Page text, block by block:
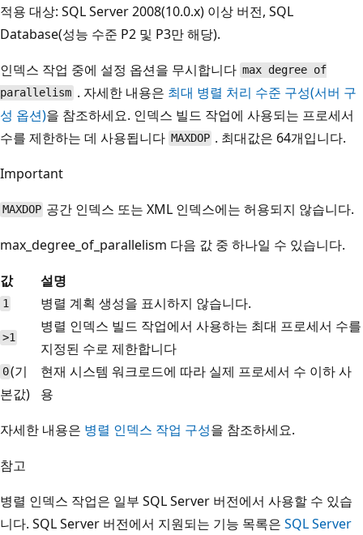
적용 대상: SQL Server 2008(10.0.x) 이상 버전, SQL
Database(성능 수준 P2 및 P3만 해당).
인덱스 작업 중에 설정 옵션을 무시합니다 max degree of
parallelism . 자세한 내용은 최대 병렬 처리 수준 구성(서버 구
성 옵션)을 참조하세요. 인덱스 빌드 작업에 사용되는 프로세서
수를 제한하는 데 사용됩니다 MAXDOP . 최대값은 64개입니다.
Important
MAXDOP 공간 인덱스 또는 XML 인덱스에는 허용되지 않습니다.
max_degree_of_parallelism 다음 값 중 하나일 수 있습니다.
값
설명
1 병렬 계획 생성을 표시하지 않습니다.
>1
병렬 인덱스 빌드 작업에서 사용하는 최대 프로세서 수를
지정된 수로 제한합니다
0(기
본값)
현재 시스템 워크로드에 따라 실제 프로세서 수 이하 사
용
자세한 내용은 병렬 인덱스 작업 구성을 참조하세요.
참고
병렬 인덱스 작업은 일부 SQL Server 버전에서 사용할 수 있습
니다. SQL Server 버전에서 지원되는 기능 목록은 SQL Server